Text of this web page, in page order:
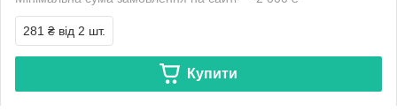
281 ₴ від 2 шт.
Купити